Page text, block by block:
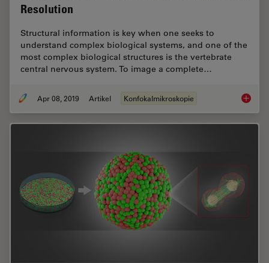
Resolution
Structural information is key when one seeks to
understand complex biological systems, and one of the
most complex biological structures is the vertebrate
central nervous system. To image a complete…
Apr 08, 2019 Artikel Konfokalmikroskopie